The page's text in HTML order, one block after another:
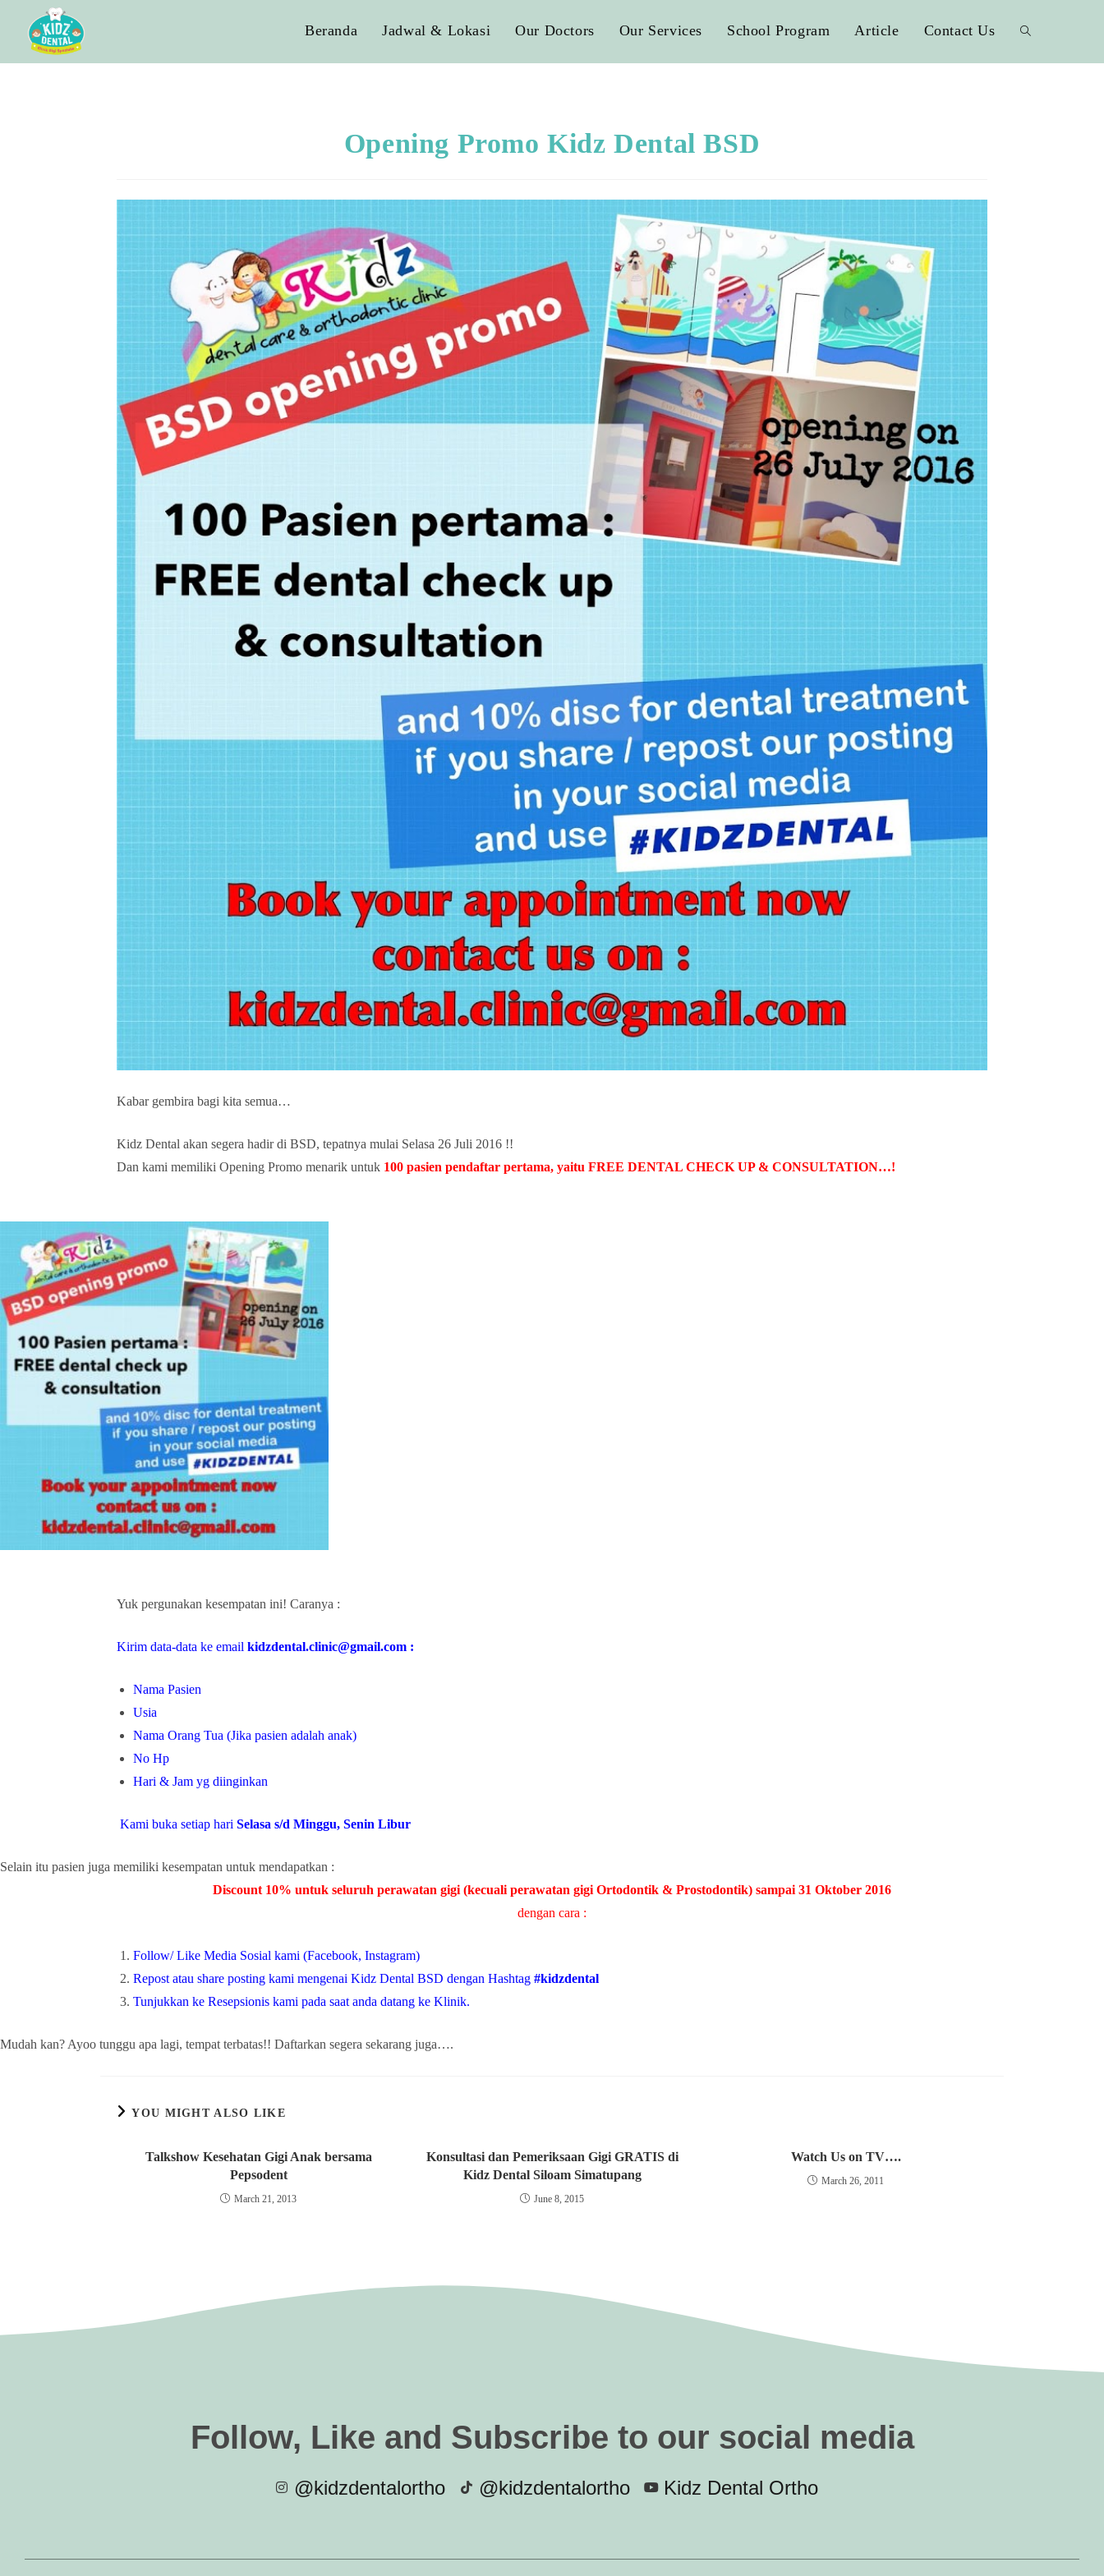
Beranda Jadwal & Lokasi Our Doctors Our Services School Program Article Contact Us
Opening Promo Kidz Dental BSD
Kabar gembira bagi kita semua…
Kidz Dental akan segera hadir di BSD, tepatnya mulai Selasa 26 Juli 2016 !!
Dan kami memiliki Opening Promo menarik untuk 100 pasien pendaftar pertama, yaitu FREE DENTAL CHECK UP & CONSULTATION…!
Yuk pergunakan kesempatan ini! Caranya :
Kirim data-data ke email kidzdental.clinic@gmail.com :
Nama Pasien
Usia
Nama Orang Tua (Jika pasien adalah anak)
No Hp
Hari & Jam yg diinginkan
Kami buka setiap hari Selasa s/d Minggu, Senin Libur
Selain itu pasien juga memiliki kesempatan untuk mendapatkan :
Discount 10% untuk seluruh perawatan gigi (kecuali perawatan gigi Ortodontik & Prostodontik) sampai 31 Oktober 2016
dengan cara :
Follow/ Like Media Sosial kami (Facebook, Instagram)
Repost atau share posting kami mengenai Kidz Dental BSD dengan Hashtag #kidzdental
Tunjukkan ke Resepsionis kami pada saat anda datang ke Klinik.
Mudah kan? Ayoo tunggu apa lagi, tempat terbatas!! Daftarkan segera sekarang juga….
YOU MIGHT ALSO LIKE
Talkshow Kesehatan Gigi Anak bersama
Pepsodent
March 21, 2013
Konsultasi dan Pemeriksaan Gigi GRATIS di
Kidz Dental Siloam Simatupang
June 8, 2015
Watch Us on TV….
March 26, 2011
Follow, Like and Subscribe to our social media
@kidzdentalortho @kidzdentalortho Kidz Dental Ortho